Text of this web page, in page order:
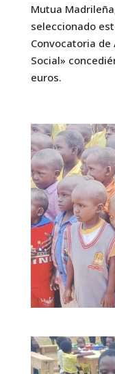
Mutua
seleccionado
Convocatoria de
Social»
euros.